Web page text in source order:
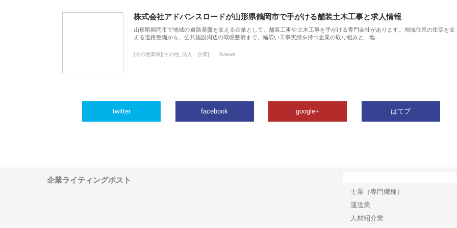
株式会社アドバンスロードが山形県鶴岡市で手がける舗装土木工事と求人情報
山形県鶴岡市で地域の道路基盤を支える企業として、舗装工事や土木工事を手がける専門会社があります。地域住民の生活を支
える道路整備から、公共施設周辺の環境整備まで、幅広い工事実績を持つ企業の取り組みと、地…
[その他業種][その他_法人・企業] 0views
twitter facebook google+ はてブ
企業ライティングポスト
士業（専門職種）
運送業
人材紹介業